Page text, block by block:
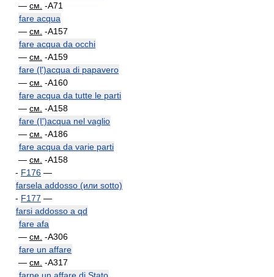
— см. -A71
fare acqua
— см. -A157
fare acqua da occhi
— см. -A159
fare (l')acqua di papavero
— см. -A160
fare acqua da tutte le parti
— см. -A158
fare (I')acqua nel vaglio
— см. -A186
fare acqua da varie parti
— см. -A158
- F176 —
farsela addosso (или sotto)
- F177 —
farsi addosso a qd
fare afa
— см. -A306
fare un affare
— см. -A317